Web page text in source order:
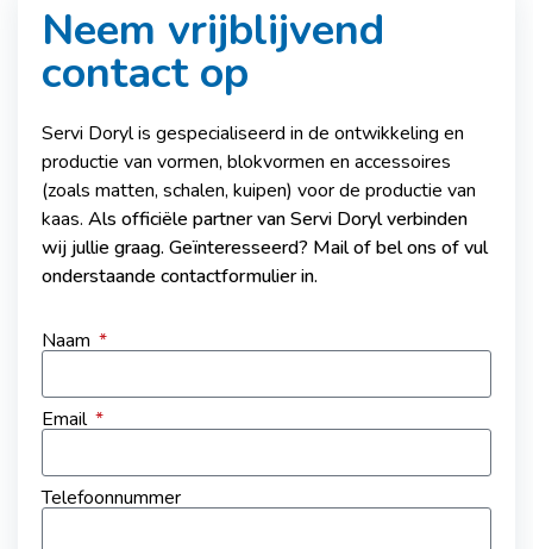
Neem vrijblijvend
contact op
Servi Doryl is gespecialiseerd in de ontwikkeling en
productie van vormen, blokvormen en accessoires
(zoals matten, schalen, kuipen) voor de productie van
kaas. Als officiële partner van Servi Doryl verbinden
wij jullie graag. Geïnteresseerd? Mail of bel ons of vul
onderstaande contactformulier in.
Naam
Email
Telefoonnummer